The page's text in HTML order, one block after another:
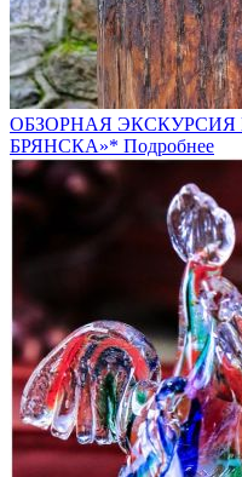
ОБЗОРНАЯ ЭКСКУРСИЯ
БРЯНСКА»* Подробнее